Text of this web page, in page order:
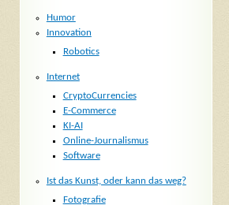
Humor
Innovation
Robotics
Internet
CryptoCurrencies
E-Commerce
KI-AI
Online-Journalismus
Software
Ist das Kunst, oder kann das weg?
Fotografie